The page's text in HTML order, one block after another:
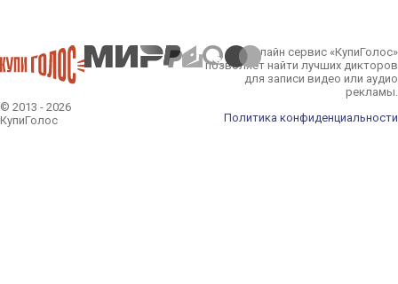
© 2013 - 2026
КупиГолос
Онлайн сервис «КупиГолос»
позволяет найти лучших дикторов
для записи видео или аудио
рекламы.
Политика конфиденциальности